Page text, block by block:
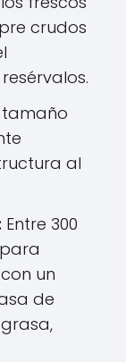
crudos
tamaño
al
Entre 300
un
de
grasa,